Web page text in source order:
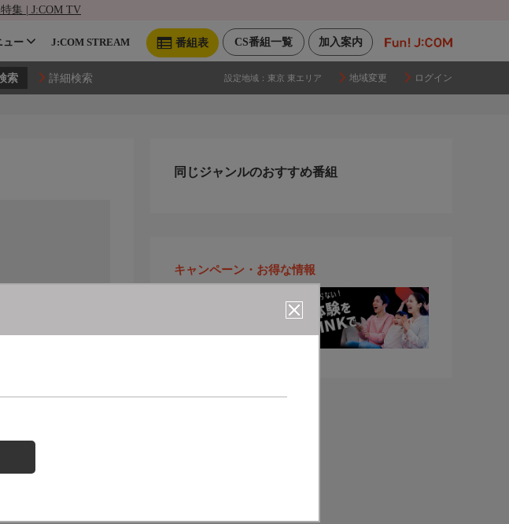
集 | J:COM TV
加入案内
CS番組一覧
番組表
ュー J:COM STREAM
詳細検索 設定地域： 東京 東エリア 地域変更 ログイン
同じジャンルのおすすめ番組
キャンペーン・お得な情報